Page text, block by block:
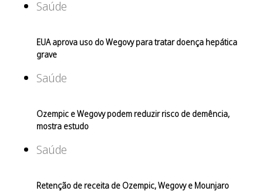
Saúde
EUA aprova uso do Wegovy para tratar doença hepática
grave
Saúde
Ozempic e Wegovy podem reduzir risco de demência,
mostra estudo
Saúde
Retenção de receita de Ozempic, Wegovy e Mounjaro